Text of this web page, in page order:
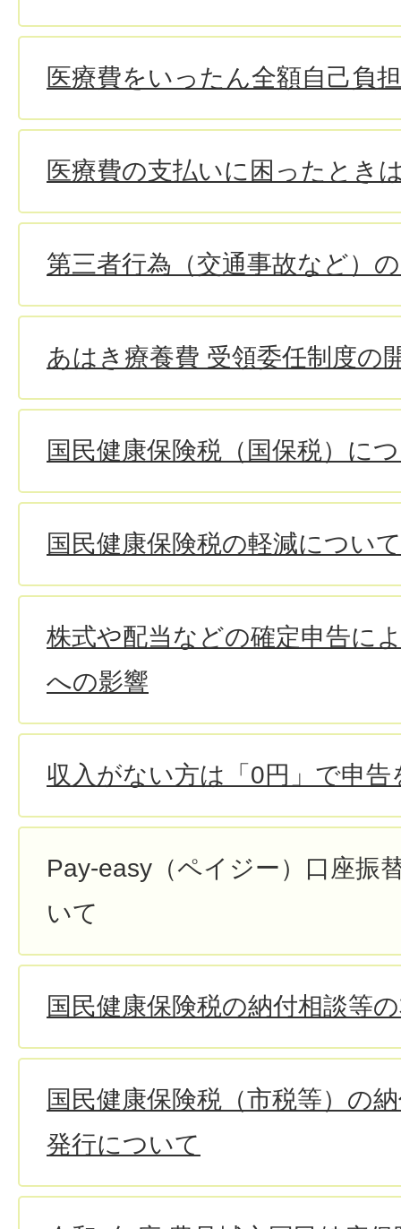
医療費をいったん全額自己負
医療費の支払いに困ったとき
第三者行為（交通事故など）
あはき療養費 受領委任制度の
国民健康保険税（国保税）に
国民健康保険税の軽減につい
株式や配当などの確定申告に
への影響
収入がない方は「0円」で申告
Pay-easy（ペイジー）口座振
いて
国民健康保険税の納付相談等
国民健康保険税（市税等）の
発行について